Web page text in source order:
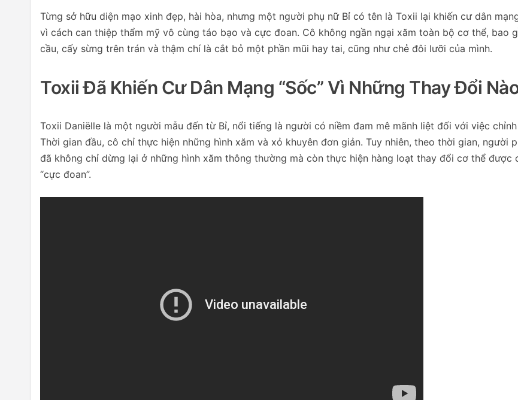
Từng sở hữu diện mạo xinh đẹp, hài hòa, nhưng một người phụ nữ Bỉ có tên là Toxii lại khiến cư dân
vì cách can thiệp thẩm mỹ vô cùng táo bạo và cực đoan. Cô không ngần ngại xăm toàn bộ cơ thể, bao
cầu, cấy sừng trên trán và thậm chí là cắt bỏ một phần mũi hay tai, cũng như chẻ đôi lưỡi của mình.
Toxii Đã Khiến Cư Dân Mạng “sốc” Vì Những Thay Đổi
Toxii Daniëlle là một người mẫu đến từ Bỉ, nổi tiếng là người có niềm đam mê mãnh liệt đối với việc
Thời gian đầu, cô chỉ thực hiện những hình xăm và xỏ khuyên đơn giản. Tuy nhiên, theo thời gian, người
đã không chỉ dừng lại ở những hình xăm thông thường mà còn thực hiện hàng loạt thay đổi cơ thể được
“cực đoan”.